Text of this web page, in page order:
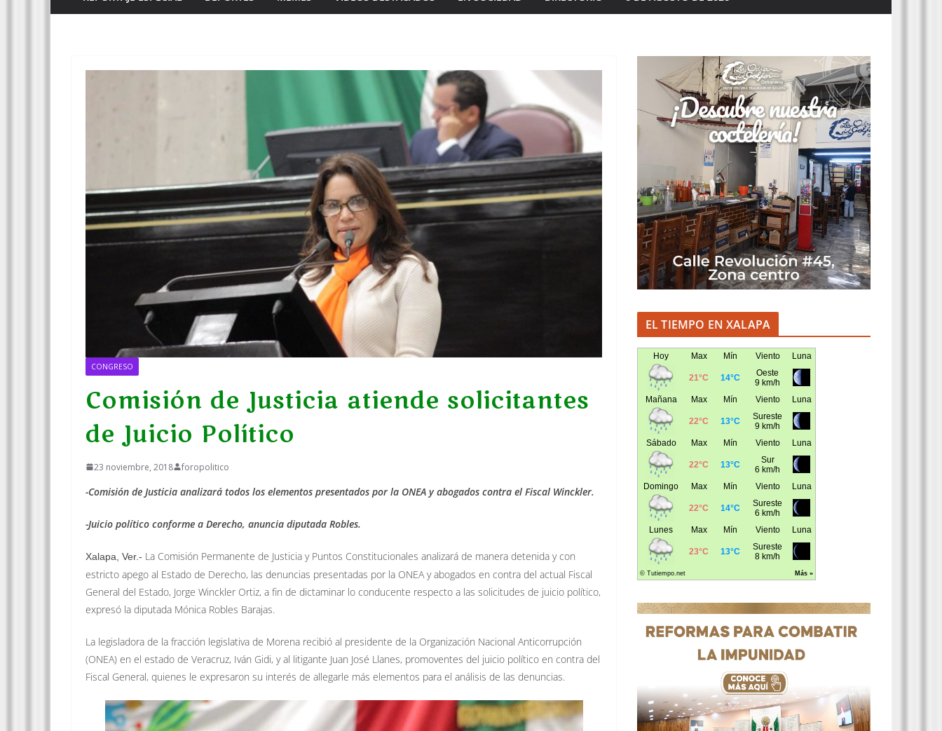
CONGRESO
Comisión de Justicia atiende solicitantes
de Juicio Político
23 noviembre, 2018 foropolitico
-Comisión de Justicia analizará todos los elementos presentados por la ONEA y abogados contra el Fiscal Winckler.
-Juicio político conforme a Derecho, anuncia diputada Robles.
Xalapa, Ver.- La Comisión Permanente de Justicia y Puntos Constitucionales analizará de manera detenida y con
estricto apego al Estado de Derecho, las denuncias presentadas por la ONEA y abogados en contra del actual Fiscal
General del Estado, Jorge Winckler Ortiz, a fin de dictaminar lo conducente respecto a las solicitudes de juicio político,
expresó la diputada Mónica Robles Barajas.
La legisladora de la fracción legislativa de Morena recibió al presidente de la Organización Nacional Anticorrupción
(ONEA) en el estado de Veracruz, Iván Gidi, y al litigante Juan José Llanes, promoventes del juicio político en contra del
Fiscal General, quienes le expresaron su interés de allegarle más elementos para el análisis de las denuncias.
EL TIEMPO EN XALAPA